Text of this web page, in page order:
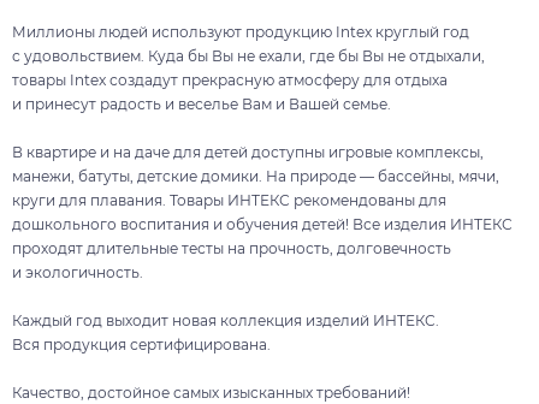
Миллионы людей используют продукцию Intex круглый год
с удовольствием. Куда бы Вы не ехали, где бы Вы не отдыхали,
товары Intex создадут прекрасную атмосферу для отдыха
и принесут радость и веселье Вам и Вашей семье.
В квартире и на даче для детей доступны игровые комплексы,
манежи, батуты, детские домики. На природе — бассейны, мячи,
круги для плавания. Товары ИНТЕКС рекомендованы для
дошкольного воспитания и обучения детей! Все изделия ИНТЕКС
проходят длительные тесты на прочность, долговечность
и экологичность.
Каждый год выходит новая коллекция изделий ИНТЕКС.
Вся продукция сертифицирована.
Качество, достойное самых изысканных требований!